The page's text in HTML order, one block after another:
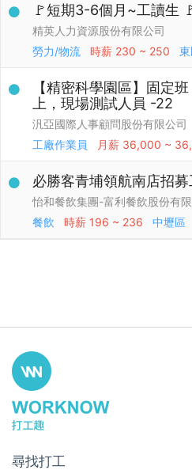
🚩短期3-6個月~工讀生
精英人力資源股份有限公司
勞力/物流
時薪 230 ~ 250
【精密科學園區】固定
上，現場測試人員 -22
汎亞國際人事顧問股份有限公司
工廠作業員
月薪 36,000 ~
必勝客青埔領航南店招
怡和餐飲集團-富利餐飲股份有
餐飲
時薪 196 ~ 236 中壢區
尋找打工